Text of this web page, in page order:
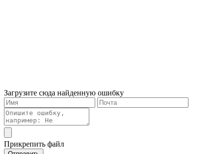
Загрузите сюда найденную ошибку
Прикрепить файл